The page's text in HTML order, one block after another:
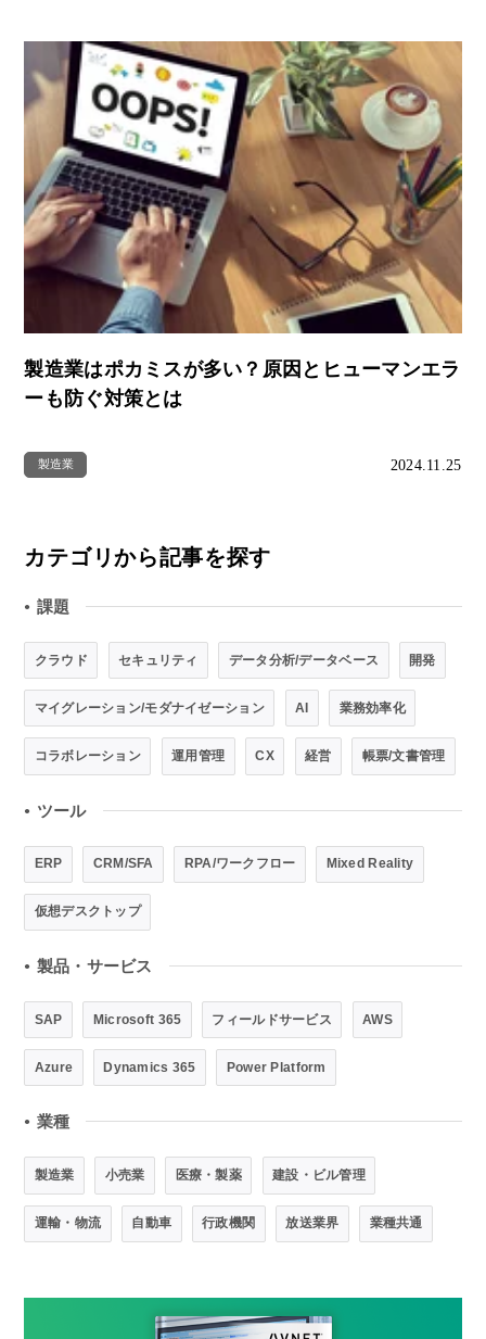
製造業はポカミスが多い？原因とヒューマンエラ
ーも防ぐ対策とは
製造業 2024.11.25
カテゴリから記事を探す
● 課題
クラウド セキュリティ データ分析/データベース 開発
マイグレーション/モダナイゼーション AI 業務効率化
コラボレーション 運用管理 CX 経営 帳票/文書管理
● ツール
ERP CRM/SFA RPA/ワークフロー Mixed Reality
仮想デスクトップ
● 製品・サービス
SAP Microsoft 365 フィールドサービス AWS
Azure Dynamics 365 Power Platform
● 業種
製造業 小売業 医療・製薬 建設・ビル管理
運輸・物流 自動車 行政機関 放送業界 業種共通